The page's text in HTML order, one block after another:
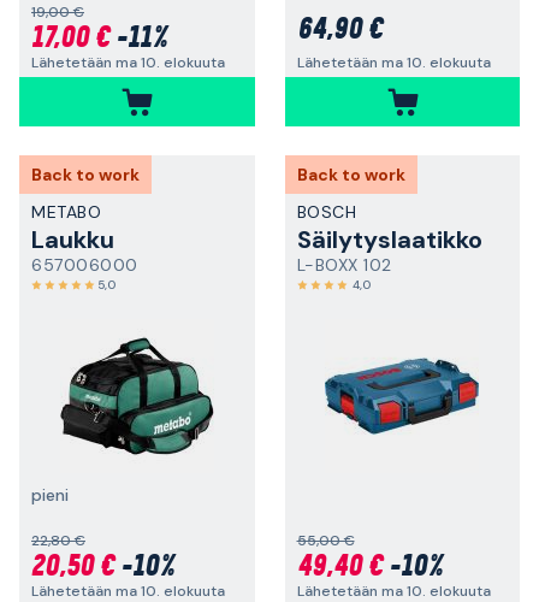
19,00 €
17,00 €-11%
Lähetetään ma 10. elokuuta
64,90 €
Lähetetään ma 10. elokuuta
Back to work
METABO
Laukku
657006000
5,0
pieni
22,80 €
20,50 €-10%
Lähetetään ma 10. elokuuta
Back to work
BOSCH
Säilytyslaatikko
L-BOXX 102
4,0
55,00 €
49,40 €-10%
Lähetetään ma 10. elokuuta